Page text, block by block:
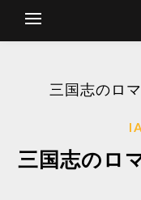
三国志のロ
三国志のロ